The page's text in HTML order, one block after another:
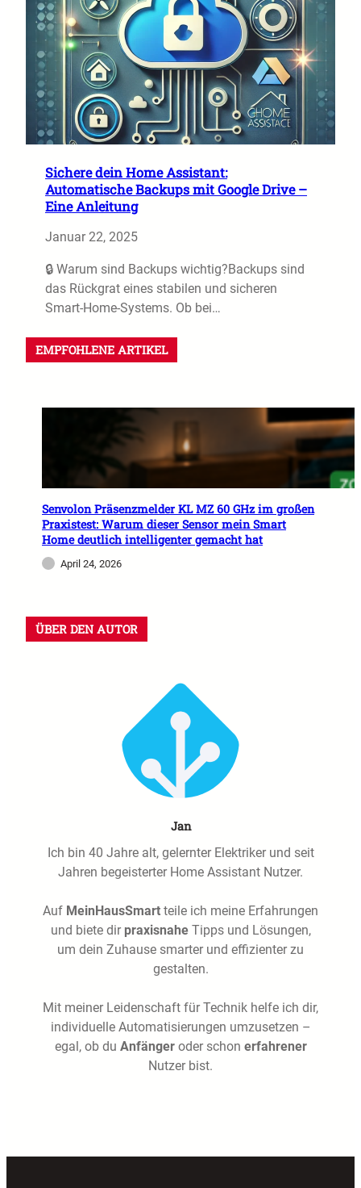
Sichere dein Home Assistant:
Automatische Backups mit Google Drive –
Eine Anleitung
Januar 22, 2025
🔒 Warum sind Backups wichtig?Backups sind
das Rückgrat eines stabilen und sicheren
Smart-Home-Systems. Ob bei…
EMPFOHLENE ARTIKEL
Senvolon Präsenzmelder KL MZ 60 GHz im großen
Praxistest: Warum dieser Sensor mein Smart
Home deutlich intelligenter gemacht hat
April 24, 2026
ÜBER DEN AUTOR
Jan
Ich bin 40 Jahre alt, gelernter Elektriker und seit
Jahren begeisterter Home Assistant Nutzer.
Auf MeinHausSmart teile ich meine Erfahrungen
und biete dir praxisnaheTipps und Lösungen,
um dein Zuhause smarter und effizienter zu
gestalten.
Mit meiner Leidenschaft für Technik helfe ich dir,
individuelle Automatisierungen umzusetzen –
egal, ob du Anfängeroder schon erfahrener
Nutzer bist.